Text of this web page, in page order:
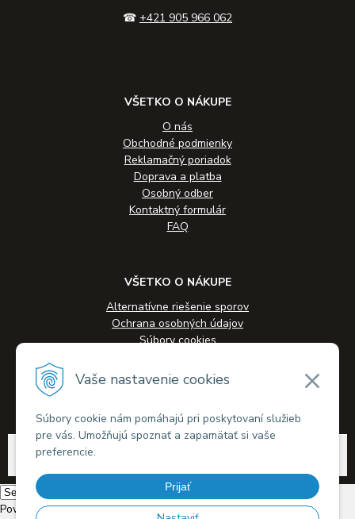
Vaše nastavenie cookies
Súbory cookie nám pomáhajú pri poskytovaní služieb
pre vás. Umožňujú spoznať a zapamätať si vaše
preferencie.
Prijať
☎ +421 905 966 062
VŠETKO O NÁKUPE
O nás
Obchodné podmienky
Reklamačný poriadok
Doprava a platba
Osobný odber
Kontaktný formulár
FAQ
VŠETKO O NÁKUPE
Alternatívne riešenie sporov
Ochrana osobných údajov
Súbory cookies
Veľkoobchodná spolupráca
© 2026 Alkohol-eshop.sk •
Powered by Translate